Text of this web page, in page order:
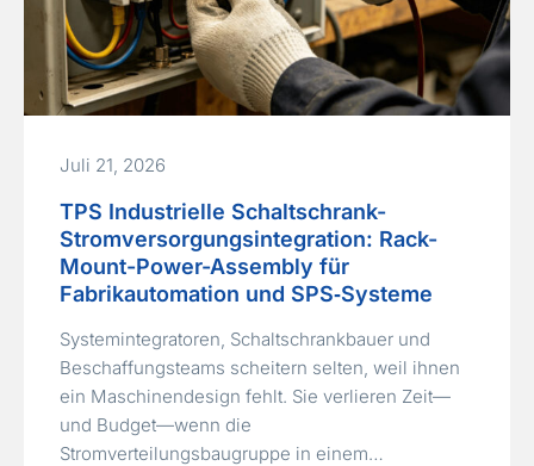
Juli 21, 2026
TPS Industrielle Schaltschrank-
Stromversorgungsintegration: Rack-
Mount-Power-Assembly für
Fabrikautomation und SPS‑Systeme
Systemintegratoren, Schaltschrankbauer und
Beschaffungsteams scheitern selten, weil ihnen
ein Maschinendesign fehlt. Sie verlieren Zeit—
und Budget—wenn die
Stromverteilungsbaugruppe in einem